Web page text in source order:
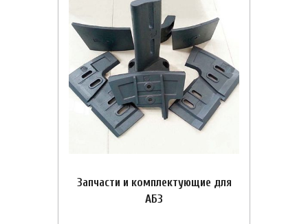
Запчасти и комплектующие для
АБЗ